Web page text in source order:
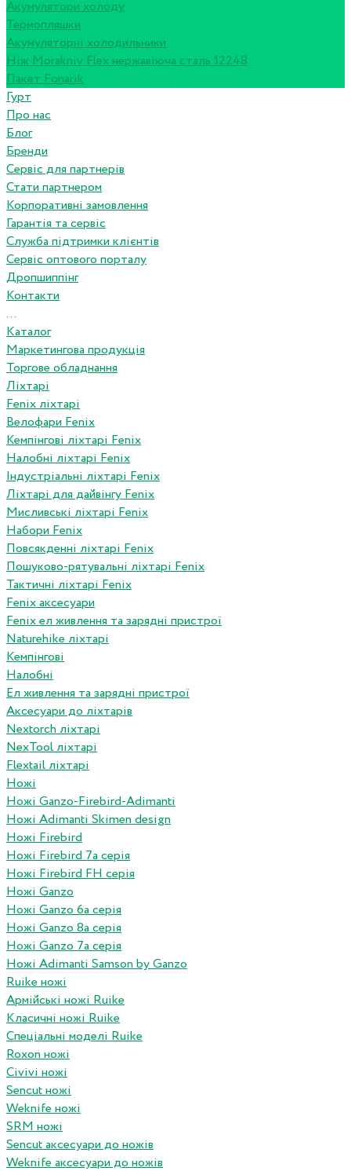
Акумулятори холоду
Термопляшки
Акумуляторні холодильники
Ніж Morakniv Flex нержавіюча сталь 12248
Пакет Fonarik
Гурт
Про нас
Блог
Бренди
Сервіс для партнерів
Стати партнером
Корпоративні замовлення
Гарантія та сервіс
Служба підтримки клієнтів
Сервіс оптового порталу
Дропшиппінг
Контакти
...
Каталог
Маркетингова продукція
Торгове обладнання
Ліхтарі
Fenix ліхтарі
Велофари Fenix
Кемпінгові ліхтарі Fenix
Налобні ліхтарі Fenix
Індустріальні ліхтарі Fenix
Ліхтарі для дайвінгу Fenix
Мисливські ліхтарі Fenix
Набори Fenix
Повсякденні ліхтарі Fenix
Пошуково-рятувальні ліхтарі Fenix
Тактичні ліхтарі Fenix
Fenix аксесуари
Fenix ел живлення та зарядні пристрої
Naturehike ліхтарі
Кемпінгові
Налобні
Ел живлення та зарядні пристрої
Аксесуари до ліхтарів
Nextorch ліхтарі
NexTool ліхтарі
Flextail ліхтарі
Ножі
Ножі Ganzo-Firebird-Adimanti
Ножі Adimanti Skimen design
Ножі Firebird
Ножі Firebird 7а серія
Ножі Firebird FH серія
Ножі Ganzo
Ножі Ganzo 6а серія
Ножі Ganzo 8а серія
Ножі Ganzo 7а серія
Ножі Adimanti Samson by Ganzo
Ruike ножі
Армійські ножі Ruike
Класичні ножі Ruike
Спеціальні моделі Ruike
Roxon ножi
Civivi ножі
Sencut ножі
Weknife ножі
SRM ножі
Sencut аксесуари до ножів
Weknife аксесуари до ножів